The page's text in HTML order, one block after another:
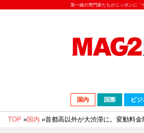
第一線の専門家たちがニッポンに「
国内 国際 ビジ
TOP »国内 »首都高以外が大渋滞に。変動料